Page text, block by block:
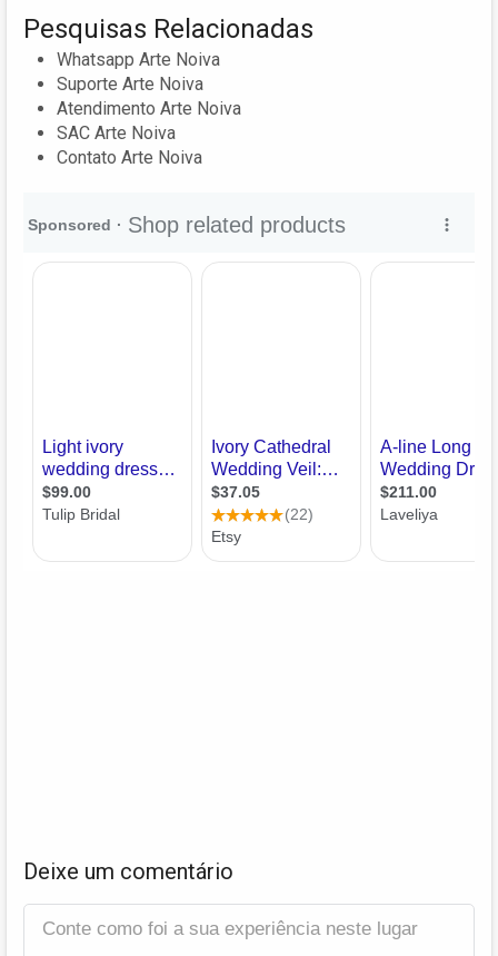
Pesquisas Relacionadas
Whatsapp Arte Noiva
Suporte Arte Noiva
Atendimento Arte Noiva
SAC Arte Noiva
Contato Arte Noiva
Deixe um comentário